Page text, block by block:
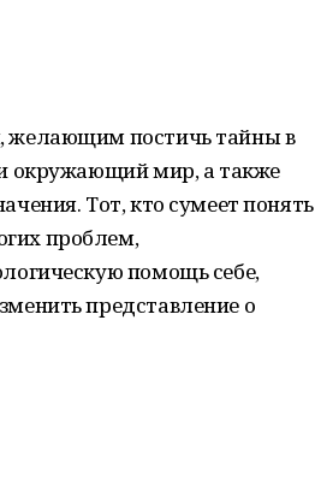
желающим постичь тайны в
и окружающий мир, а также
Тот, кто сумеет понять
проблем,
помощь себе,
представление о